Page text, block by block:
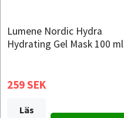
Lumene Nordic Hydra
Hydrating Gel Mask 100 ml
259 SEK
Läs